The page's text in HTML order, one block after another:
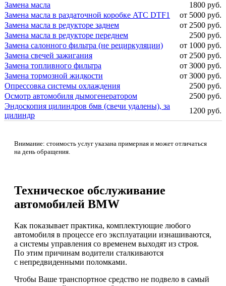
Замена масла
1800 руб.
Замена масла в раздаточной коробке ATC DTF1
от 5000 руб.
Замена масла в редукторе заднем
от 2500 руб.
Замена масла в редукторе переднем
2500 руб.
Замена салонного фильтра (не рециркуляции)
от 1000 руб.
Замена свечей зажигания
от 2500 руб.
Замена топливного фильтра
от 3000 руб.
Замена тормозной жидкости
от 3000 руб.
Опрессовка системы охлаждения
2500 руб.
Осмотр автомобиля дымогенератором
2500 руб.
Эндоскопия цилиндров бмв (свечи удалены), за
цилиндр
1200 руб.
Внимание: стоимость услуг указана примерная и может отличаться
на день обращения.
Техническое обслуживание
автомобилей BMW
Как показывает практика, комплектующие любого
автомобиля в процессе его эксплуатации изнашиваются,
а системы управления со временем выходят из строя.
По этим причинам водители сталкиваются
с непредвиденными поломками.
Чтобы Ваше транспортное средство не подвело в самый